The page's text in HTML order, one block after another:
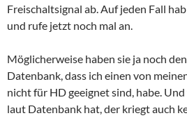
Freischaltsignal ab. Auf jeden Fall
und rufe jetzt noch mal an.
Möglicherweise haben sie ja noch
Datenbank, dass ich einen von
nicht für HD geeignet sind, habe.
laut Datenbank hat, der kriegt auch